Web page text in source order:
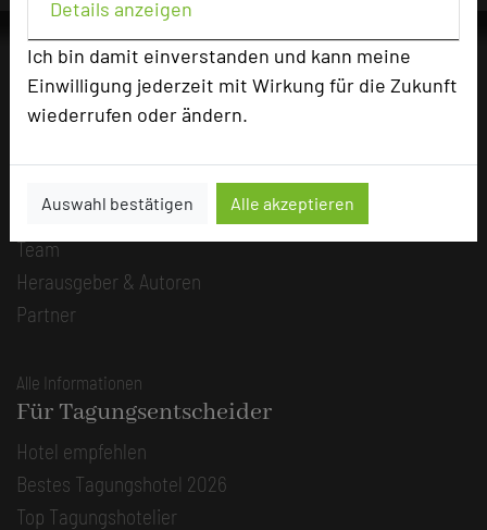
Details anzeigen
Ich bin damit einverstanden und kann meine
Einwilligung jederzeit mit Wirkung für die Zukunft
wiederrufen oder ändern.
Auswahl bestätigen Alle akzeptieren
Die Idee
Kategorie
Team
Herausgeber & Autoren
Partner
Alle Informationen
Für Tagungsentscheider
Hotel empfehlen
Bestes Tagungshotel 2026
Top Tagungshotelier